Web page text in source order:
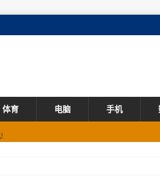
体育 电脑 手机